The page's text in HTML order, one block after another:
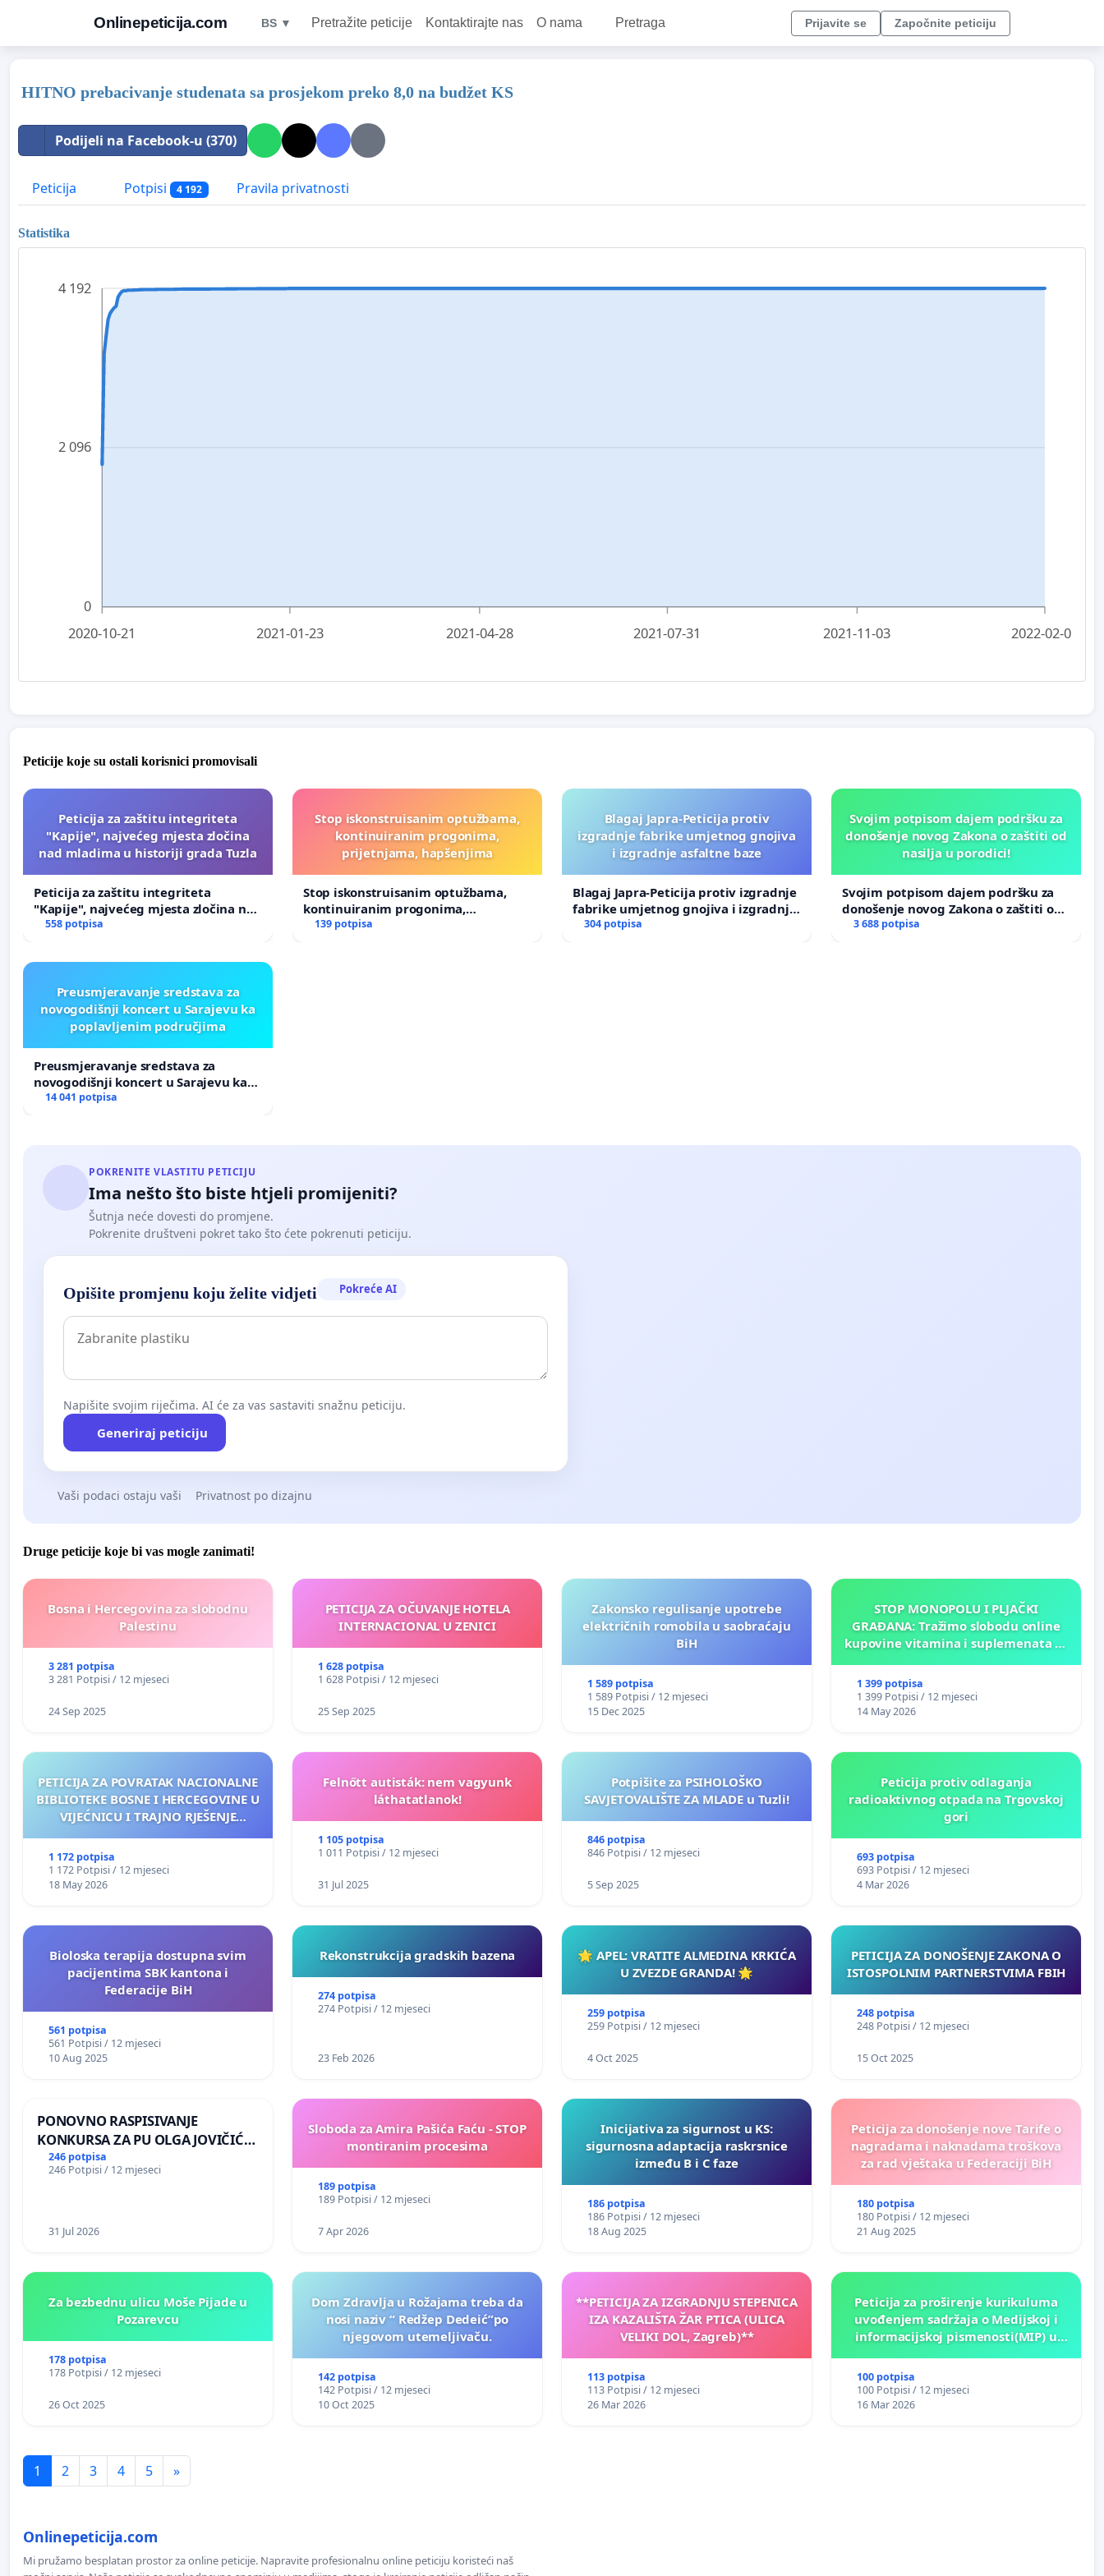
Onlinepeticija.com BS ▼ Pretražite peticije Kontaktirajte nas O nama Pretraga Prijavite se Započnite peticiju
HITNO prebacivanje studenata sa prosjekom preko 8,0 na budžet KS
Podijeli na Facebook-u (370)
Peticija Potpisi 4 192 Pravila privatnosti
Statistika
0
2 096
4 192
2020-10-21 2021-01-23 2021-04-28 2021-07-31 2021-11-03 2022-02-05
Peticije koje su ostali korisnici promovisali
Peticija za zaštitu integriteta
"Kapije", najvećeg mjesta zločina
nad mladima u historiji grada Tuzla
Peticija za zaštitu integriteta
"Kapije", najvećeg mjesta zločina nad
mladima u historiji grada Tuzla
558 potpisa
Stop iskonstruisanim optužbama,
kontinuiranim progonima,
prijetnjama, hapšenjima
Stop iskonstruisanim optužbama,
kontinuiranim progonima,
prijetnjama, hapšenjima
139 potpisa
Blagaj Japra-Peticija protiv
izgradnje fabrike umjetnog gnojiva
i izgradnje asfaltne baze
Blagaj Japra-Peticija protiv izgradnje
fabrike umjetnog gnojiva i izgradnje
asfaltne baze
304 potpisa
Svojim potpisom dajem podršku za
donošenje novog Zakona o zaštiti od
nasilja u porodici!
Svojim potpisom dajem podršku za
donošenje novog Zakona o zaštiti od
nasilja u porodici!
3 688 potpisa
Preusmjeravanje sredstava za
novogodišnji koncert u Sarajevu ka
poplavljenim područjima
Preusmjeravanje sredstava za
novogodišnji koncert u Sarajevu ka
poplavljenim područjima
14 041 potpisa
POKRENITE VLASTITU PETICIJU
Ima nešto što biste htjeli promijeniti?
Šutnja neće dovesti do promjene.
Pokrenite društveni pokret tako što ćete pokrenuti peticiju.
Opišite promjenu koju želite vidjeti Pokreće AI
Napišite svojim riječima. AI će za vas sastaviti snažnu peticiju.
Generiraj peticiju
Vaši podaci ostaju vaši Privatnost po dizajnu
Druge peticije koje bi vas mogle zanimati!
Bosna i Hercegovina za slobodnu
Palestinu
3 281 potpisa
3 281 Potpisi / 12 mjeseci
24 Sep 2025
PETICIJA ZA OČUVANJE HOTELA
INTERNACIONAL U ZENICI
1 628 potpisa
1 628 Potpisi / 12 mjeseci
25 Sep 2025
Zakonsko regulisanje upotrebe
električnih romobila u saobraćaju
BiH
1 589 potpisa
1 589 Potpisi / 12 mjeseci
15 Dec 2025
STOP MONOPOLU I PLJAČKI
GRAĐANA: Tražimo slobodu online
kupovine vitamina i suplemenata za
1 399 potpisa
1 399 Potpisi / 12 mjeseci
14 May 2026
PETICIJA ZA POVRATAK NACIONALNE
BIBLIOTEKE BOSNE I HERCEGOVINE U
VIJEĆNICU I TRAJNO RJEŠENJE
1 172 potpisa
1 172 Potpisi / 12 mjeseci
18 May 2026
Felnőtt autisták: nem vagyunk
láthatatlanok!
1 105 potpisa
1 011 Potpisi / 12 mjeseci
31 Jul 2025
Potpišite za PSIHOLOŠKO
SAVJETOVALIŠTE ZA MLADE u Tuzli!
846 potpisa
846 Potpisi / 12 mjeseci
5 Sep 2025
Peticija protiv odlaganja
radioaktivnog otpada na Trgovskoj
gori
693 potpisa
693 Potpisi / 12 mjeseci
4 Mar 2026
Bioloska terapija dostupna svim
pacijentima SBK kantona i
Federacije BiH
561 potpisa
561 Potpisi / 12 mjeseci
10 Aug 2025
Rekonstrukcija gradskih bazena
274 potpisa
274 Potpisi / 12 mjeseci
23 Feb 2026
🌟 APEL: VRATITE ALMEDINA KRKIĆA
U ZVEZDE GRANDA! 🌟
259 potpisa
259 Potpisi / 12 mjeseci
4 Oct 2025
PETICIJA ZA DONOŠENJE ZAKONA O
ISTOSPOLNIM PARTNERSTVIMA FBIH
248 potpisa
248 Potpisi / 12 mjeseci
15 Oct 2025
PONOVNO RASPISIVANJE
KONKURSA ZA PU OLGA JOVIČIĆ
RITA KRALJEVO
246 potpisa
246 Potpisi / 12 mjeseci
31 Jul 2026
Sloboda za Amira Pašića Faću - STOP
montiranim procesima
189 potpisa
189 Potpisi / 12 mjeseci
7 Apr 2026
Inicijativa za sigurnost u KS:
sigurnosna adaptacija raskrsnice
između B i C faze
186 potpisa
186 Potpisi / 12 mjeseci
18 Aug 2025
Peticija za donošenje nove Tarife o
nagradama i naknadama troškova
za rad vještaka u Federaciji BiH
180 potpisa
180 Potpisi / 12 mjeseci
21 Aug 2025
Za bezbednu ulicu Moše Pijade u
Pozarevcu
178 potpisa
178 Potpisi / 12 mjeseci
26 Oct 2025
Dom Zdravlja u Rožajama treba da
nosi naziv “ Redžep Dedeić”po
njegovom utemeljivaču.
142 potpisa
142 Potpisi / 12 mjeseci
10 Oct 2025
**PETICIJA ZA IZGRADNJU STEPENICA
IZA KAZALIŠTA ŽAR PTICA (ULICA
VELIKI DOL, Zagreb)**
113 potpisa
113 Potpisi / 12 mjeseci
26 Mar 2026
Peticija za proširenje kurikuluma
uvođenjem sadržaja o Medijskoj i
informacijskoj pismenosti(MIP) u
Kantonu Sarajevo po kros-
kurikularnom modelu (u okviru više
100 potpisa
100 Potpisi / 12 mjeseci
16 Mar 2026
1 2 3 4 5 »
Onlinepeticija.com
Mi pružamo besplatan prostor za online peticije. Napravite profesionalnu online peticiju koristeći naš